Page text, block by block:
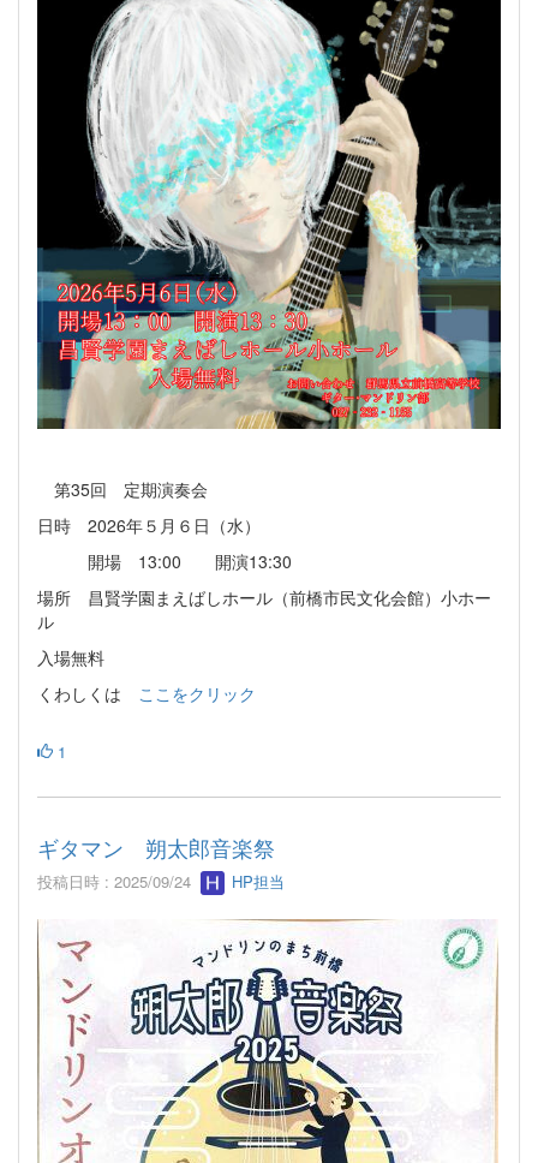
第35回 定期演奏会
日時 2026年５月６日（水）
開場 13:00 開演13:30
場所 昌賢学園まえばしホール（前橋市民文化会館）小ホー
ル
入場無料
くわしくは ここをクリック
1
ギタマン 朔太郎音楽祭
投稿日時 : 2025/09/24 HP担当